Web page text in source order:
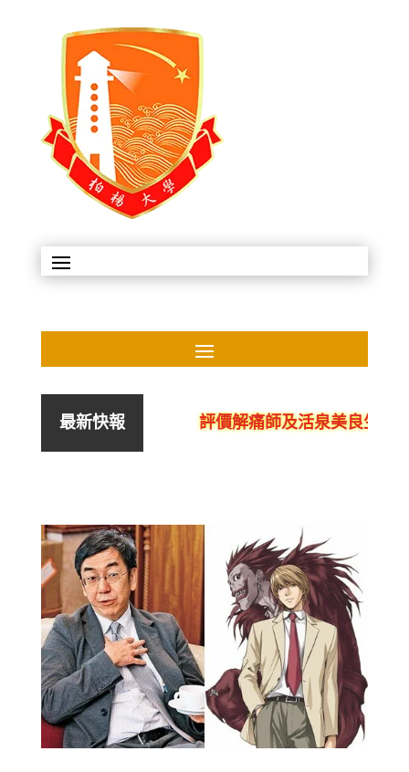
最新快報 評價解痛師及活泉美良生館